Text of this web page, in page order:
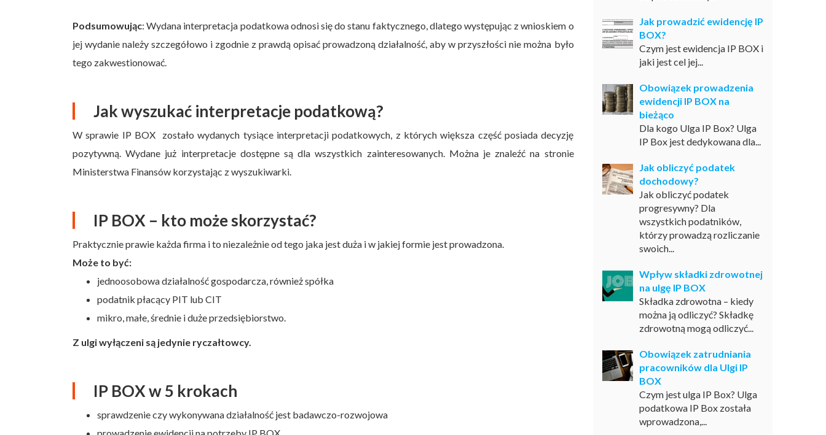
Podsumowując: Wydana interpretacja podatkowa odnosi się do stanu faktycznego, dlatego występując z wnioskiem o
jej wydanie należy szczegółowo i zgodnie z prawdą opisać prowadzoną działalność, aby w przyszłości nie można było
tego zakwestionować.
Jak wyszukać interpretacje podatkową?
W sprawie IP BOX zostało wydanych tysiące interpretacji podatkowych, z których większa część posiada decyzję
pozytywną. Wydane już interpretacje dostępne są dla wszystkich zainteresowanych. Można je znaleźć na stronie
Ministerstwa Finansów korzystając z wyszukiwarki.
IP BOX – kto może skorzystać?
Praktycznie prawie każda firma i to niezależnie od tego jaka jest duża i w jakiej formie jest prowadzona.
Może to być:
jednoosobowa działalność gospodarcza, również spółka
podatnik płacący PIT lub CIT
mikro, małe, średnie i duże przedsiębiorstwo.
Z ulgi wyłączeni są jedynie ryczałtowcy.
IP BOX w 5 krokach
sprawdzenie czy wykonywana działalność jest badawczo-rozwojowa
Jak prowadzić ewidencję IP
BOX?
Czym jest ewidencja IP BOX i
jaki jest cel jej...
Obowiązek prowadzenia
ewidencji IP BOX na
bieżąco
Dla kogo Ulga IP Box? Ulga
IP Box jest dedykowana dla...
Jak obliczyć podatek
dochodowy?
Jak obliczyć podatek
progresywny? Dla
wszystkich podatników,
którzy prowadzą rozliczanie
swoich...
Wpływ składki zdrowotnej
na ulgę IP BOX
Składka zdrowotna – kiedy
można ją odliczyć? Składkę
zdrowotną mogą odliczyć...
Obowiązek zatrudniania
pracowników dla Ulgi IP
BOX
Czym jest ulga IP Box? Ulga
podatkowa IP Box została
wprowadzona,...